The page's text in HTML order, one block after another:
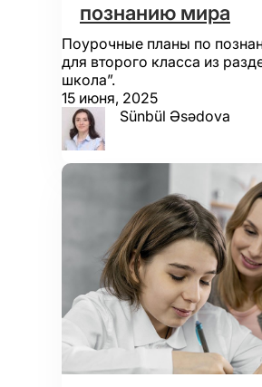
познанию мира
Поурочные планы по
для второго класса из
школа”.
15 июня, 2025
Sünbül Əsədova